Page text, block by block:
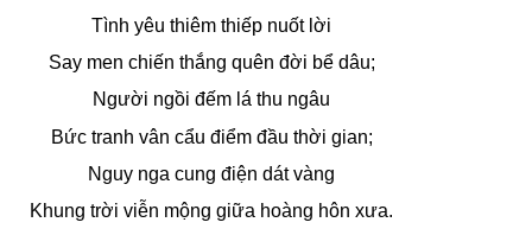
Tình yêu thiêm thiếp nuốt lời
Say men chiến thắng quên đời bể dâu;
Người ngồi đếm lá thu ngâu
Bức tranh vân cẩu điểm đầu thời gian;
Nguy nga cung điện dát vàng
Khung trời viễn mộng giữa hoàng hôn xưa.